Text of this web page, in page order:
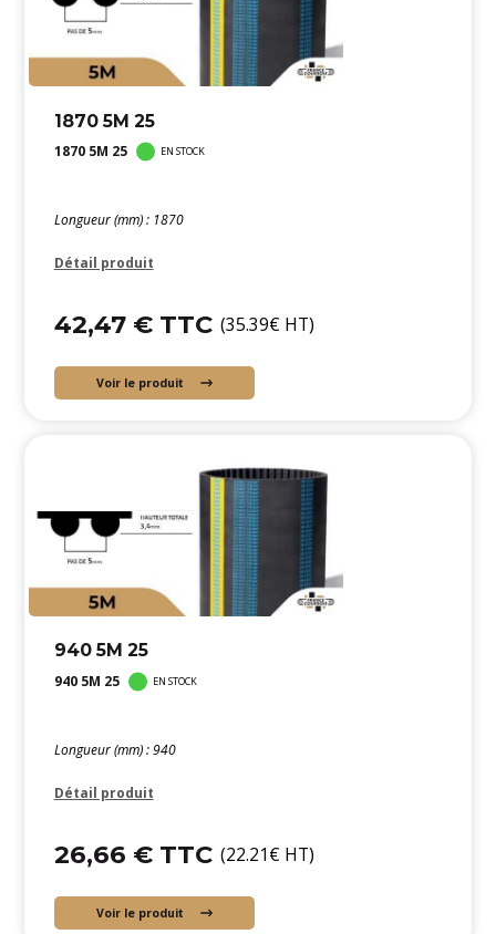
1870 5M 25
1870 5M 25 EN STOCK
Longueur (mm) : 1870
Détail produit
42,47 € TTC (35.39€ HT)
Voir le produit
940 5M 25
940 5M 25 EN STOCK
Longueur (mm) : 940
Détail produit
26,66 € TTC (22.21€ HT)
Voir le produit